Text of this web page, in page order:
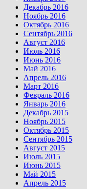
Декабрь 2016
Ноябрь 2016
Октябрь 2016
Сентябрь 2016
Август 2016
Июль 2016
Июнь 2016
Май 2016
Апрель 2016
Март 2016
Февраль 2016
Январь 2016
Декабрь 2015
Ноябрь 2015
Октябрь 2015
Сентябрь 2015
Август 2015
Июль 2015
Июнь 2015
Май 2015
Апрель 2015